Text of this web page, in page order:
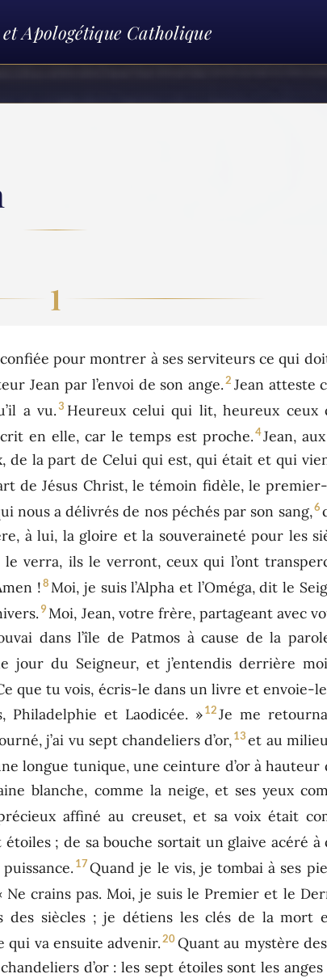
Apologétique Catholique
1
confiée pour montrer à ses serviteurs ce qui
Jean par l’envoi de son ange. 2 Jean atteste
a vu.3 Heureux celui qui lit, heureux ceux
en elle, car le temps est proche.4Jean,
de la part de Celui qui est, qui était et qui
de Jésus Christ, le témoin fidèle, le
nous a délivrés de nos péchés par son sang,6
à lui, la gloire et la souveraineté pour les
verra, ils le verront, ceux qui l’ont
!8 Moi, je suis l’Alpha et l’Oméga, dit le
9 Moi, Jean, votre frère, partageant avec
dans l’île de Patmos à cause de la
jour du Seigneur, et j’entendis derrière
que tu vois, écris-le dans un livre et envoie-
Philadelphie et Laodicée. » 12Je me
j’ai vu sept chandeliers d’or,13 et au
longue tunique, une ceinture d’or à
blanche, comme la neige, et ses yeux
affiné au creuset, et sa voix était
; de sa bouche sortait un glaive acéré à
17Quand je le vis, je tombai à ses
crains pas. Moi, je suis le Premier et le
des siècles ; je détiens les clés de la mort
qui va ensuite advenir. 20Quant au mystère
d’or : les sept étoiles sont les anges